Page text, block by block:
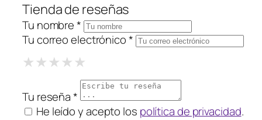
Tienda de reseñas
Tu nombre *
Tu correo electrónico *
★1 Star
★★2 Stars
★★★3 Stars
★★★★4 Stars
★★★★★
Tu reseña *
He leído y acepto los política de privacidad.